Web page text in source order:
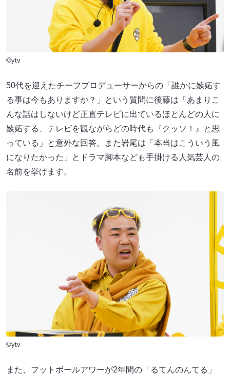
©ytv
50代を迎えたチーフプロデューサーからの「誰かに嫉妬す
る事は今もありますか？」という質問に後藤は「あまりこ
んな話はしないけど正直テレビに出ているほとんどの人に
嫉妬する、テレビを観ながらどの時代も『クッソ！』と思
っている」と意外な回答。また岩尾は「本当はこういう風
になりたかった」とドラマ脚本なども手掛ける人気芸人の
名前を挙げます。
©ytv
また、フットボールアワーが2年間の「るてんのんてる」